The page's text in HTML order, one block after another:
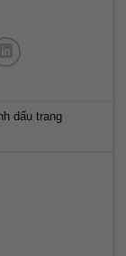
dấu trang